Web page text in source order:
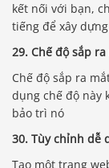
kết nối với bạn,
tiếng để xây
29. Chế độ sắp
Chế độ sắp ra
dụng chế độ này
bảo trì nó
30. Tùy chỉnh dễ
Tạo một trang